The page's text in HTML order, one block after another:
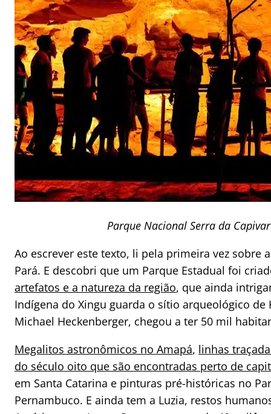
Parque Nacional Serra da
Ao escrever este texto, li pela primeira vez sobre
Pará. E descobri que um Parque Estadual foi
artefatos e a natureza da região, que ainda
Indígena do Xingu guarda o sítio arqueológico
Michael Heckenberger, chegou a ter 50 mil
Megalitos astronômicos no Amapá, linhas
do século oito que são encontradas perto de
em Santa Catarina e pinturas pré-históricas no
Pernambuco. E ainda tem a Luzia, restos